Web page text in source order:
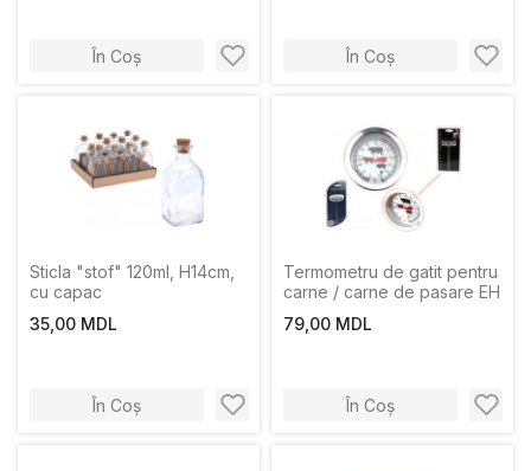
În Coș În Coș
Sticla "stof" 120ml, H14cm,
сu capac
35,00 MDL
În Coș
Termometru de gatit pentru
carne / carne de pasare EH
79,00 MDL
În Coș